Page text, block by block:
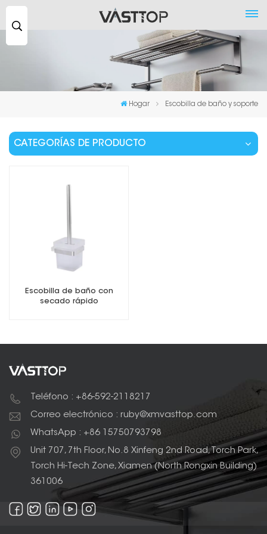
Hogar Escobilla de baño y soporte
CATEGORÍAS DE PRODUCTO
Escobilla de baño con
secado rápido
Teléfono : +86-592-2118217
Correo electrónico : ruby@xmvasttop.com
WhatsApp : +86 15750793798
Unit 707, 7th Floor, No.8 Xinfeng 2nd Road, Torch Park,
Torch Hi-Tech Zone, Xiamen (North Rongxin Building)
361006